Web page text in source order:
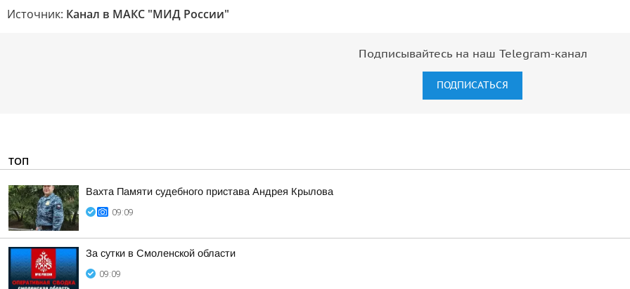
Источник: Канал в МАКС "МИД России"
Подписывайтесь на наш Telegram-канал
ПОДПИСАТЬСЯ
ТОП
Вахта Памяти судебного пристава Андрея Крылова
09:09
За сутки в Смоленской области
09:09